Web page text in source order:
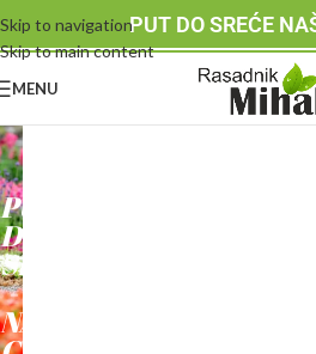
Skip to navigation
Skip to main content
PUT DO SREĆE
MENU
RASADNIK
MIHALEK
PUT
DO
SREĆE
-
NAŠE